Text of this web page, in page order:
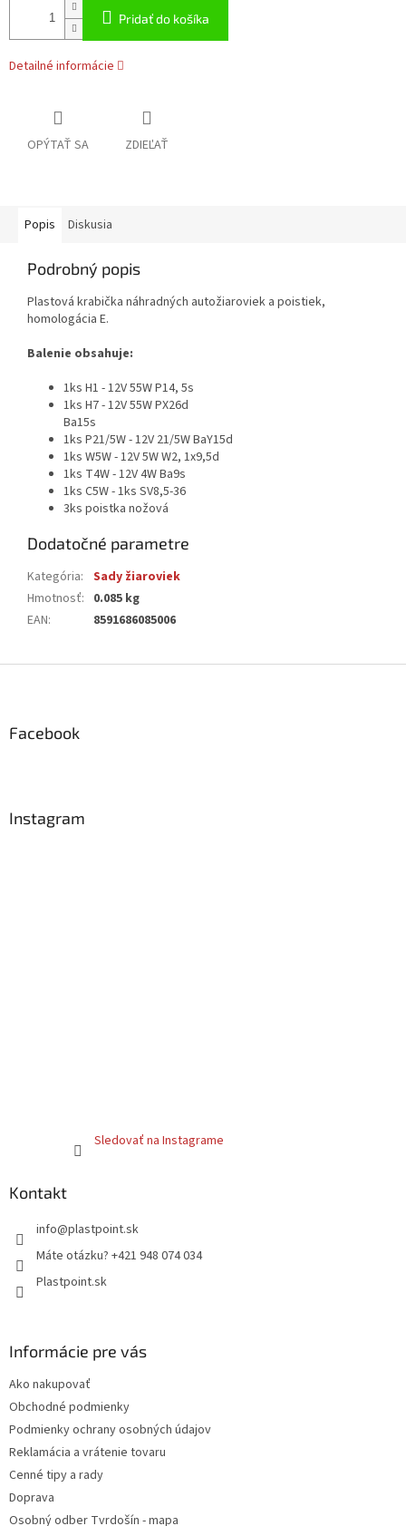
Pridať do košíka
Detailné informácie
OPÝTAŤ SA ZDIEĽAŤ
Popis Diskusia
Podrobný popis
Plastová krabička náhradných autožiaroviek a poistiek,
homologácia E.
Balenie obsahuje:
1ks H1 - 12V 55W P14, 5s
1ks H7 - 12V 55W PX26d
Ba15s
1ks P21/5W - 12V 21/5W BaY15d
1ks W5W - 12V 5W W2, 1x9,5d
1ks T4W - 12V 4W Ba9s
1ks C5W - 1ks SV8,5-36
3ks poistka nožová
Dodatočné parametre
Kategória: Sady žiaroviek
Hmotnosť: 0.085 kg
EAN: 8591686085006
Facebook
Instagram
Sledovať na Instagrame
Kontakt
info@plastpoint.sk
Máte otázku? +421 948 074 034
Plastpoint.sk
Informácie pre vás
Ako nakupovať
Obchodné podmienky
Podmienky ochrany osobných údajov
Reklamácia a vrátenie tovaru
Cenné tipy a rady
Doprava
Osobný odber Tvrdošín - mapa